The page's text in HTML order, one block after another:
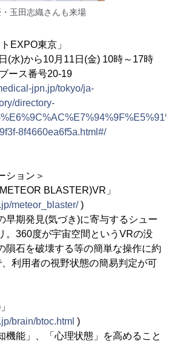
玉田志織さんも来場
EXPO東京」
(水)から10月11日(金) 10時～17時
ース番号20-19
jpn.jp/tokyo/ja-
directory-
8f4660ea6f5a.html#/
ション＞
BLASTER)VR」
meteor_blaster/)
早期発見(気づき)に寄与するシュー
。360度が宇宙空間というVRの没
隕石を破壊する等の簡単な操作に約
利用者の視野状態の簡易判定が可
brain/btoc.html )
機能」、「心理状態」を高めること